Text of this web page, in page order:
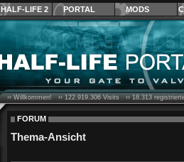
HALF-LIFE 2 PORTAL MODS
›› Willkommen! ››122.919.306Visits ››18.313
FORUM
Thema-Ansicht